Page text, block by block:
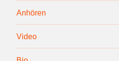
Anhören
Video